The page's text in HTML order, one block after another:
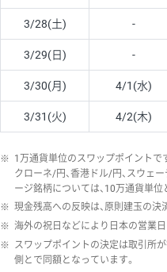
3/28(土) -
3/29(日) -
3/30(月) 4/1(水)
3/31(火) 4/2(木)
※ 1万通貨単位のスワップポイントで
クローネ/円、香港ドル/円、スウェ
ージ銘柄については、10万通貨単位
※ 現金残高への反映は、原則建玉の決
※ 海外の祝日などにより日本の営業日
※ スワップポイントの決定は取引所
側とで同額となっています。